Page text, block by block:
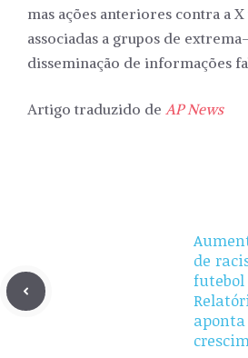
mas ações anteriores contra a
associadas a grupos de
disseminação de informações
Artigo traduzido de AP News
de
futebol